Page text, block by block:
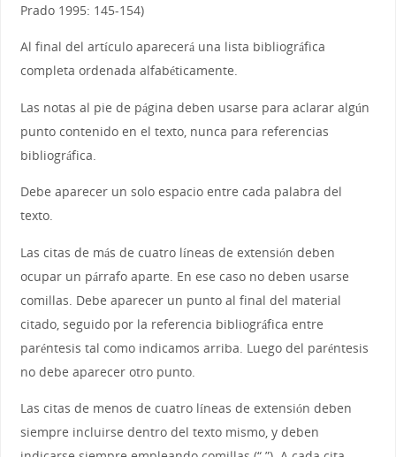
Prado 1995: 145-154)
Al final del artículo aparecerá una lista bibliográfica
completa ordenada alfabéticamente.
Las notas al pie de página deben usarse para aclarar algún
punto contenido en el texto, nunca para referencias
bibliográfica.
Debe aparecer un solo espacio entre cada palabra del
texto.
Las citas de más de cuatro líneas de extensión deben
ocupar un párrafo aparte. En ese caso no deben usarse
comillas. Debe aparecer un punto al final del material
citado, seguido por la referencia bibliográfica entre
paréntesis tal como indicamos arriba. Luego del paréntesis
no debe aparecer otro punto.
Las citas de menos de cuatro líneas de extensión deben
siempre incluirse dentro del texto mismo, y deben